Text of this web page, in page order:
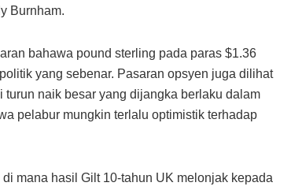
Burnham.
bahawa pound sterling pada paras $1.36
yang sebenar. Pasaran opsyen juga dilihat
naik besar yang dijangka berlaku dalam
pelabur mungkin terlalu optimistik terhadap
mana hasil Gilt 10-tahun UK melonjak kepada